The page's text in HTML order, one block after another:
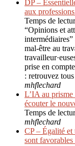
DP –
aux
Temps de
“Opinions et
mal-être au
prise en
: retrouvez
mhflechard
L’IA au
écouter le
Temps de
mhflechard
CP – Égalité et
sont favorables